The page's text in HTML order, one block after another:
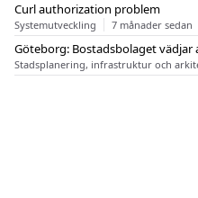
Curl authorization problem
Systemutveckling 7 månader sedan
Stadsplanering, infrastruktur och